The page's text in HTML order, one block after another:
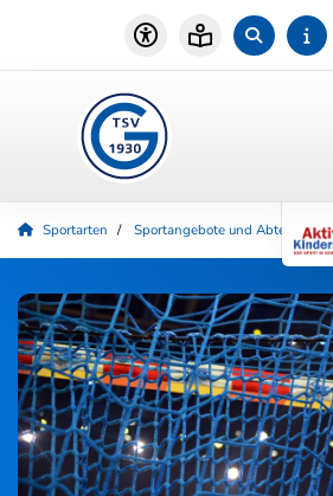
Sportarten Sportangebote und Abteilungen